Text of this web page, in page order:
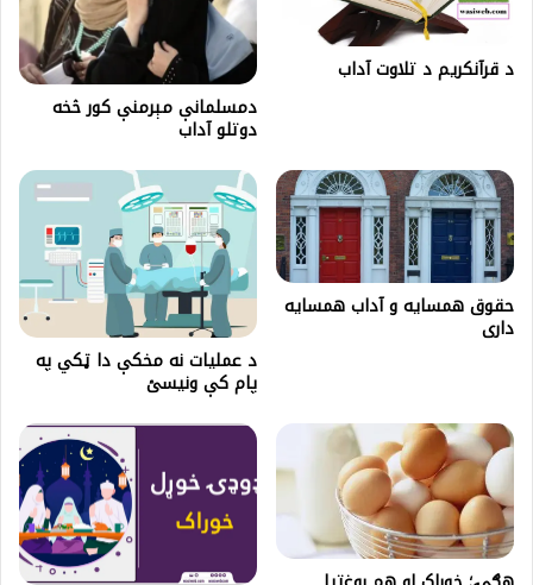
د قرآنکريم د تلاوت آداب
دمسلمانې مېرمنې کور څخه
دوتلو آداب
حقوق همسایه و آداب همسایه
داری
د عمليات نه مخكې دا ټکي په
پام کې ونیسئ